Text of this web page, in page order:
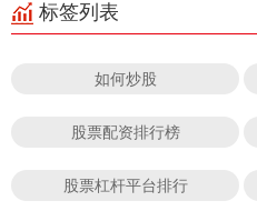
标签列表
如何炒股
股票配资排行榜
股票杠杆平台排行